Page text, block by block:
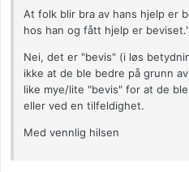
At folk blir bra av hans hjelp er
hos han og fått hjelp er beviset.''
Nei, det er "bevis" (i løs
ikke at de ble bedre på grunn
like mye/lite "bevis" for at de
eller ved en tilfeldighet.
Med vennlig hilsen